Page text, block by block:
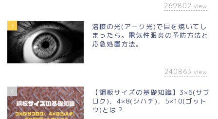
269802 view
3
溶接の光(アーク光)で目を焼いてし
まったら。電気性眼炎の予防方法と
応急処置方法。
240863 view
4
【鋼板サイズの基礎知識】3×6(サブ
ロク)，4×8(シハチ)，5×10(ゴット
ウ)とは？